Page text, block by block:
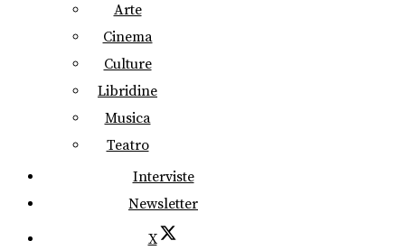
Arte
Cinema
Culture
Libridine
Musica
Teatro
Interviste
Newsletter
X